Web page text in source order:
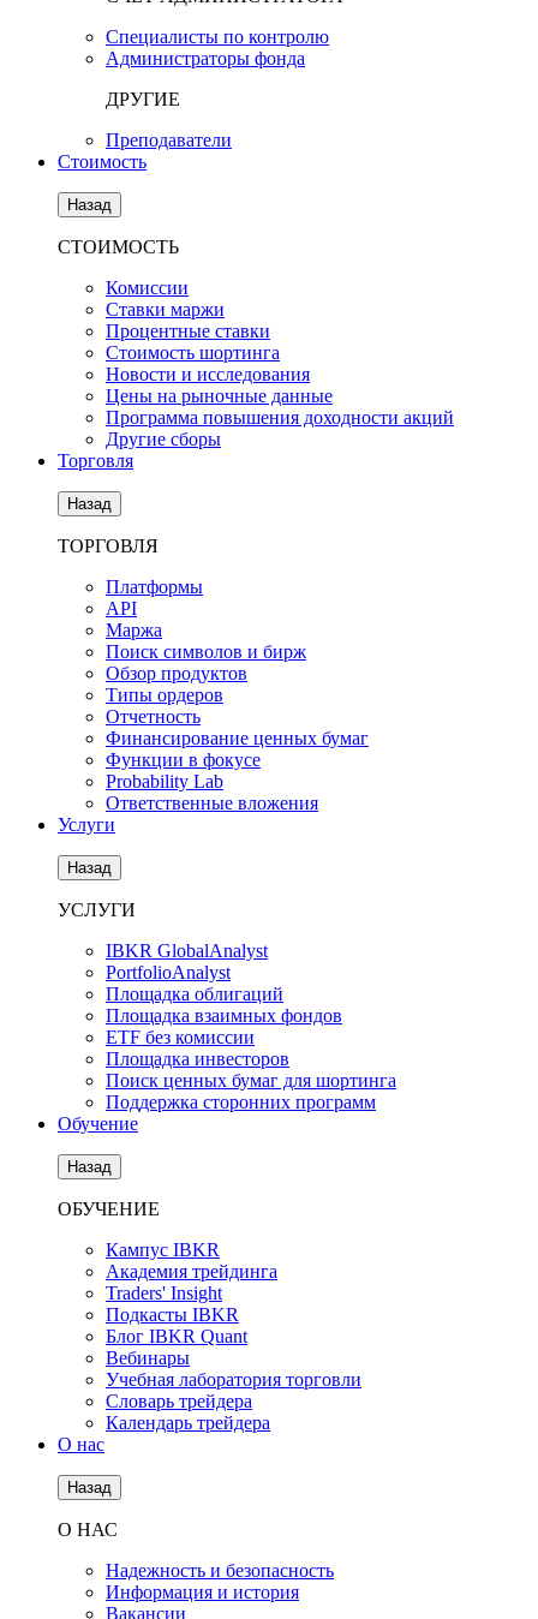
Специалисты по контролю
Администраторы фонда
ДРУГИЕ
Преподаватели
Стоимость
Назад
СТОИМОСТЬ
Комиссии
Ставки маржи
Процентные ставки
Стоимость шортинга
Новости и исследования
Цены на рыночные данные
Программа повышения доходности акций
Другие сборы
Торговля
Назад
ТОРГОВЛЯ
Платформы
API
Маржа
Поиск символов и бирж
Обзор продуктов
Типы ордеров
Отчетность
Финансирование ценных бумаг
Функции в фокусе
Probability Lab
Ответственные вложения
Услуги
Назад
УСЛУГИ
IBKR GlobalAnalyst
PortfolioAnalyst
Площадка облигаций
Площадка взаимных фондов
ETF без комиссии
Площадка инвесторов
Поиск ценных бумаг для шортинга
Поддержка сторонних программ
Обучение
Назад
ОБУЧЕНИЕ
Кампус IBKR
Академия трейдинга
Traders' Insight
Подкасты IBKR
Блог IBKR Quant
Вебинары
Учебная лаборатория торговли
Словарь трейдера
Календарь трейдера
О нас
Назад
О НАС
Надежность и безопасность
Информация и история
Вакансии